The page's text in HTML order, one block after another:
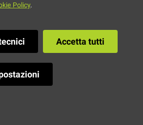
Policy.
Accetta tutti